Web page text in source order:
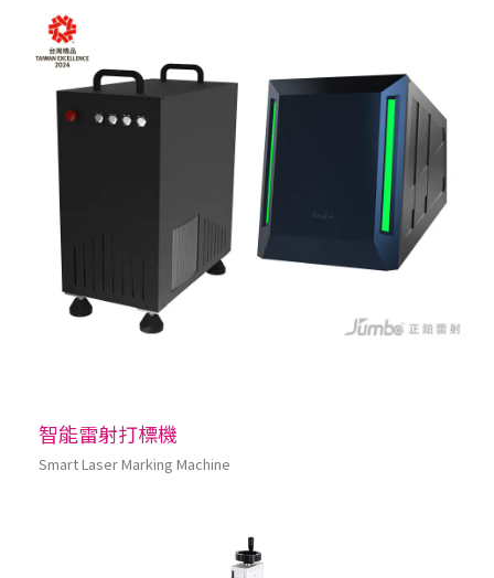
智能雷射打標機
Smart Laser Marking Machine